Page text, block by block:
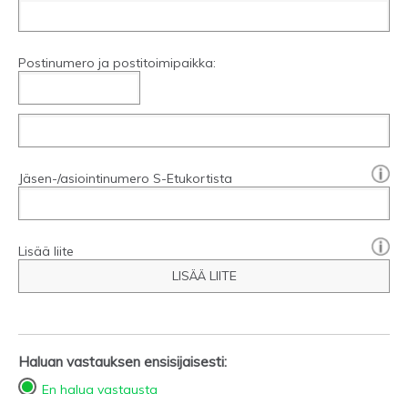
Postinumero ja postitoimipaikka:
Jäsen-/asiointinumero S-Etukortista
Lisää liite
LISÄÄ LIITE
Haluan vastauksen ensisijaisesti:
En halua vastausta